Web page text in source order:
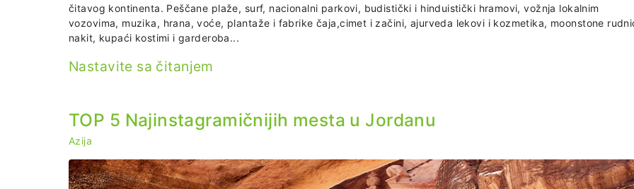
čitavog kontinenta. Peščane plaže, surf, nacionalni parkovi, budistički i hinduistički hramovi, vožnja lokalnim
vozovima, muzika, hrana, voće, plantaže i fabrike čaja,cimet i začini, ajurveda lekovi i kozmetika, moonstone
nakit, kupaći kostimi i garderoba...
Nastavite sa čitanjem
TOP 5 Najinstagramičnijih mesta u Jordanu
Azija